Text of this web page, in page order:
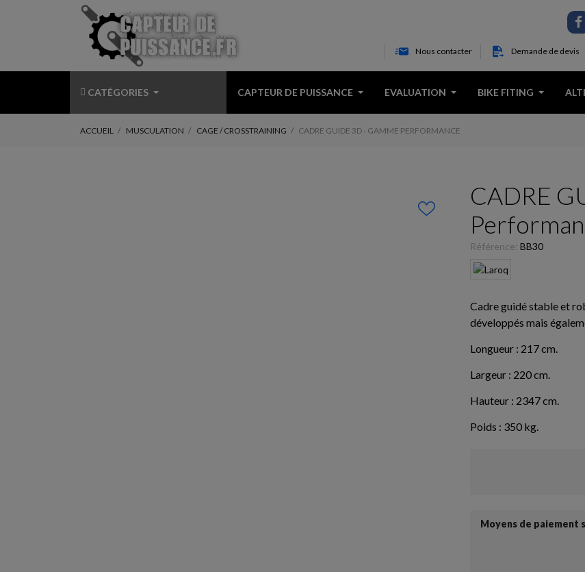
Nous contacter Demande de devis
CATÉGORIES CAPTEUR DE PUISSANCE EVALUATION BIKE FITING
ACCUEIL MUSCULATION CAGE / CROSSTRAINING CADRE GUIDE 3D - GAMME PERFORMANCE
CADRE
Référence: BB30
Cadre guidé stable et
développés mais
Longueur : 217 cm.
Largeur : 220 cm.
Hauteur : 2347 cm.
Poids : 350 kg.
Moyens de paiement